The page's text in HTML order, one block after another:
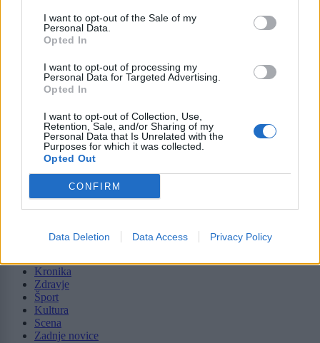
I want to opt-out of the Sale of my
Personal Data.
Opted In
I want to opt-out of processing my
Personal Data for Targeted Advertising.
Opted In
I want to opt-out of Collection, Use,
Retention, Sale, and/or Sharing of my
Personal Data that Is Unrelated with the
Purposes for which it was collected.
Opted Out
CONFIRM
Data Deletion Data Access Privacy Policy
Moji Mediji d.o.o.
dolenjskainfo.com•ljubljanainfo.com •gorenjskainfo.com
Vse pravice pridržane © 2026
Tematike
Lokalno
Svet
Kronika
Zdravje
Šport
Kultura
Scena
Zadnje novice